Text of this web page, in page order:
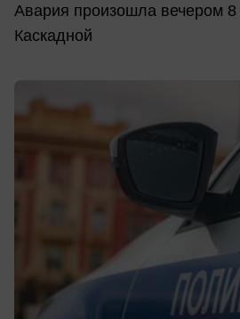
Авария произошла вечером 8
Каскадной